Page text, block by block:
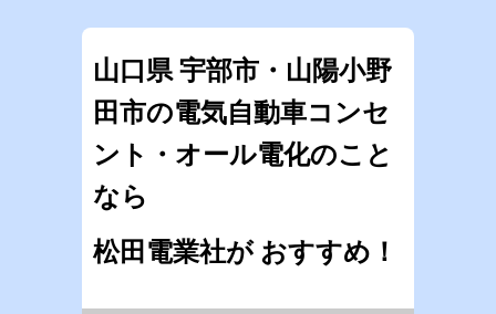
山口県 宇部市・山陽小野
田市の電気自動車コンセ
ント・オール電化のこと
なら
松田電業社が おすすめ！